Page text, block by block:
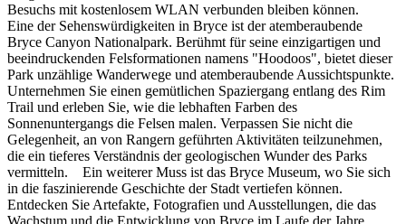
Besuchs mit kostenlosem WLAN verbunden bleiben können.
Eine der Sehenswürdigkeiten in Bryce ist der atemberaubende
Bryce Canyon Nationalpark. Berühmt für seine einzigartigen und
beeindruckenden Felsformationen namens "Hoodoos", bietet dieser
Park unzählige Wanderwege und atemberaubende Aussichtspunkte.
Unternehmen Sie einen gemütlichen Spaziergang entlang des Rim
Trail und erleben Sie, wie die lebhaften Farben des
Sonnenuntergangs die Felsen malen. Verpassen Sie nicht die
Gelegenheit, an von Rangern geführten Aktivitäten teilzunehmen,
die ein tieferes Verständnis der geologischen Wunder des Parks
vermitteln. Ein weiterer Muss ist das Bryce Museum, wo Sie sich
in die faszinierende Geschichte der Stadt vertiefen können.
Entdecken Sie Artefakte, Fotografien und Ausstellungen, die das